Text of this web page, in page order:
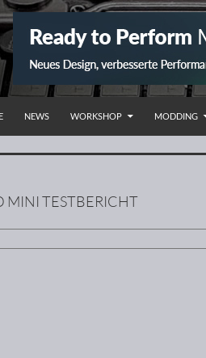
NEWS WORKSHOP MODDING
MINI TESTBERICHT